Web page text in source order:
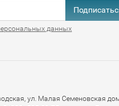
данных
ул. Малая Семеновская